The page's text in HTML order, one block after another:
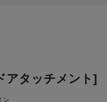
アタッチメント]
ン